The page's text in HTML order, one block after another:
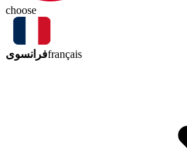
choose
فرانسویfrançais